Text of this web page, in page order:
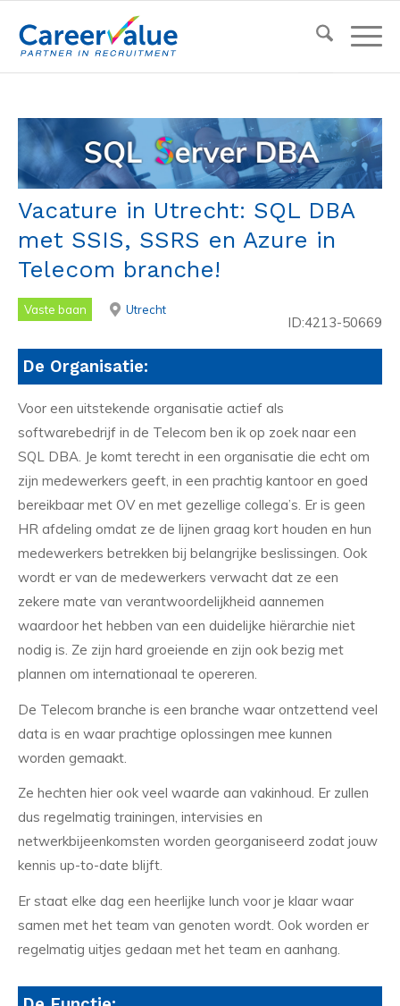
Vacature in Utrecht: SQL DBA
met SSIS, SSRS en Azure in
Telecom branche!
Vaste baan Utrecht
ID:4213-50669
De Organisatie:
Voor een uitstekende organisatie actief als
softwarebedrijf in de Telecom ben ik op zoek naar een
SQL DBA. Je komt terecht in een organisatie die echt om
zijn medewerkers geeft, in een prachtig kantoor en goed
bereikbaar met OV en met gezellige collega’s. Er is geen
HR afdeling omdat ze de lijnen graag kort houden en hun
medewerkers betrekken bij belangrijke beslissingen. Ook
wordt er van de medewerkers verwacht dat ze een
zekere mate van verantwoordelijkheid aannemen
waardoor het hebben van een duidelijke hiërarchie niet
nodig is. Ze zijn hard groeiende en zijn ook bezig met
plannen om internationaal te opereren.
De Telecom branche is een branche waar ontzettend veel
data is en waar prachtige oplossingen mee kunnen
worden gemaakt.
Ze hechten hier ook veel waarde aan vakinhoud. Er zullen
dus regelmatig trainingen, intervisies en
netwerkbijeenkomsten worden georganiseerd zodat jouw
kennis up-to-date blijft.
Er staat elke dag een heerlijke lunch voor je klaar waar
samen met het team van genoten wordt. Ook worden er
regelmatig uitjes gedaan met het team en aanhang.